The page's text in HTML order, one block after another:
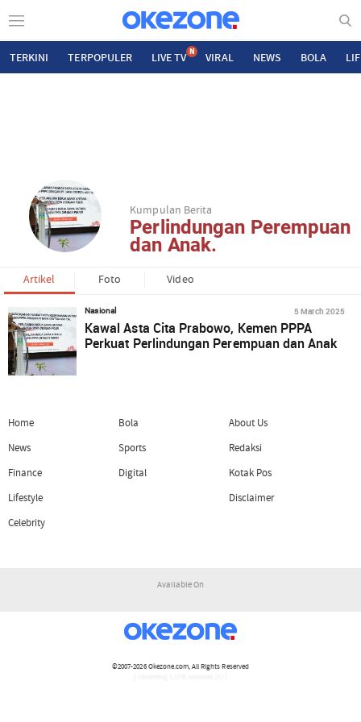
TERKINI TERPOPULER LIVE TV N VIRAL NEWS BOLA
Kumpulan Berita
Perlindungan Perempuan
dan Anak.
Artikel Foto Video
Nasional 5 March 2025
Kawal Asta Cita Prabowo, Kemen PPPA
Perkuat Perlindungan Perempuan dan Anak
Home
News
Finance
Lifestyle
Celebrity
Bola
Sports
Digital
About Us
Redaksi
Kotak Pos
Disclaimer
Available On
©2007-2026Okezone.com, All Rights Reserved